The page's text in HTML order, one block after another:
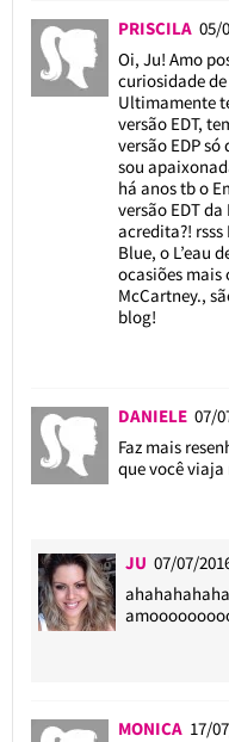
PRISCILA 05/
Oi, Ju! Amo
curiosidade
Ultimamente
versão EDT,
versão EDP só
sou
há anos tb o
versão EDT
acredita?!
Blue, o L’eau
ocasiões mais
McCartney.,
blog!
DANIELE 07/
Faz mais
que você viaja
JU 07/07/
MONICA 17/